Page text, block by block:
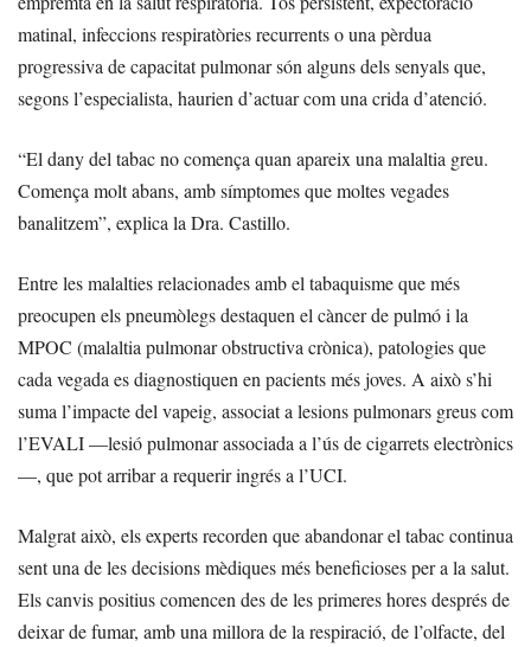
matinal, infeccions respiratòries recurrents o una pèrdua
progressiva de capacitat pulmonar són alguns dels senyals que,
segons l’especialista, haurien d’actuar com una crida d’atenció.
“El dany del tabac no comença quan apareix una malaltia greu.
Comença molt abans, amb símptomes que moltes vegades
banalitzem”, explica la Dra. Castillo.
Entre les malalties relacionades amb el tabaquisme que més
preocupen els pneumòlegs destaquen el càncer de pulmó i la
MPOC (malaltia pulmonar obstructiva crònica), patologies que
cada vegada es diagnostiquen en pacients més joves. A això s’hi
suma l’impacte del vapeig, associat a lesions pulmonars greus com
l’EVALI —lesió pulmonar associada a l’ús de cigarrets electrònics
—, que pot arribar a requerir ingrés a l’UCI.
Malgrat això, els experts recorden que abandonar el tabac continua
sent una de les decisions mèdiques més beneficioses per a la salut.
Els canvis positius comencen des de les primeres hores després de
deixar de fumar, amb una millora de la respiració, de l’olfacte, del